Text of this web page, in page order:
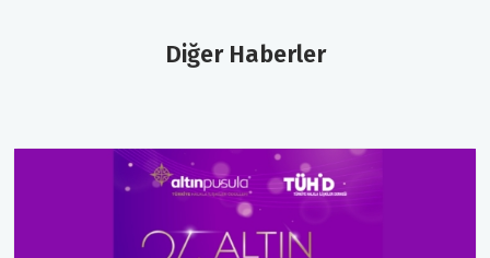
Diğer Haberler